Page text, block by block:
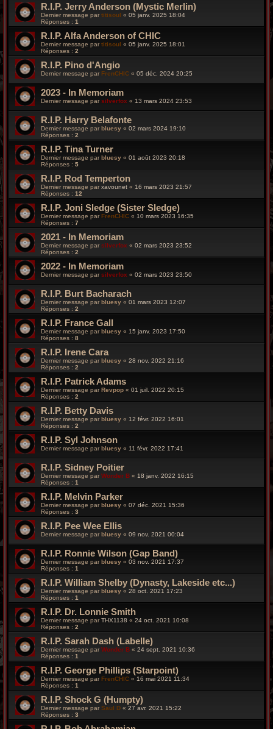
R.I.P. Jerry Anderson (Mystic Merlin)
Dernier message par titisoul « 05 janv. 2025 18:04
Réponses : 1
R.I.P. Alfa Anderson of CHIC
Dernier message partitisoul « 05 janv. 2025 18:01
Réponses : 2
R.I.P. Pino d'Angio
Dernier message par FrenCHIC « 05 déc. 2024 20:25
2023 - In Memoriam
Dernier message parsilverfox « 13 mars 2024 23:53
R.I.P. Harry Belafonte
Dernier message par bluesy « 02 mars 2024 19:10
Réponses : 2
R.I.P. Tina Turner
Dernier message parbluesy « 01 août 2023 20:18
Réponses : 5
R.I.P. Rod Temperton
Dernier message par xavounet « 16 mars 2023 21:57
Réponses : 12
R.I.P. Joni Sledge (Sister Sledge)
Dernier message parFrenCHIC « 10 mars 2023 16:35
Réponses : 7
2021 - In Memoriam
Dernier message par silverfox « 02 mars 2023 23:52
Réponses : 2
2022 - In Memoriam
Dernier message parsilverfox « 02 mars 2023 23:50
R.I.P. Burt Bacharach
Dernier message par bluesy « 01 mars 2023 12:07
Réponses : 2
R.I.P. France Gall
Dernier message parbluesy « 15 janv. 2023 17:50
Réponses : 8
R.I.P. Irene Cara
Dernier message par bluesy « 28 nov. 2022 21:16
Réponses : 2
R.I.P. Patrick Adams
Dernier message parRevpop « 01 juil. 2022 20:15
Réponses : 2
R.I.P. Betty Davis
Dernier message par bluesy « 12 févr. 2022 16:01
Réponses : 2
R.I.P. Syl Johnson
Dernier message parbluesy « 11 févr. 2022 17:41
R.I.P. Sidney Poitier
Dernier message par Wonder B « 18 janv. 2022 16:15
Réponses : 1
R.I.P. Melvin Parker
Dernier message parbluesy « 07 déc. 2021 15:36
Réponses : 3
R.I.P. Pee Wee Ellis
Dernier message par bluesy « 09 nov. 2021 00:04
R.I.P. Ronnie Wilson (Gap Band)
Dernier message parbluesy « 03 nov. 2021 17:37
Réponses : 1
R.I.P. William Shelby (Dynasty, Lakeside etc...)
Dernier message par bluesy « 28 oct. 2021 17:23
Réponses : 1
R.I.P. Dr. Lonnie Smith
Dernier message parTHX1138 « 24 oct. 2021 10:08
Réponses : 2
R.I.P. Sarah Dash (Labelle)
Dernier message par Wonder B « 24 sept. 2021 10:36
Réponses : 1
R.I.P. George Phillips (Starpoint)
Dernier message parFrenCHIC « 16 mai 2021 11:34
Réponses : 1
R.I.P. Shock G (Humpty)
Dernier message par Saul D « 27 avr. 2021 15:22
Réponses : 3